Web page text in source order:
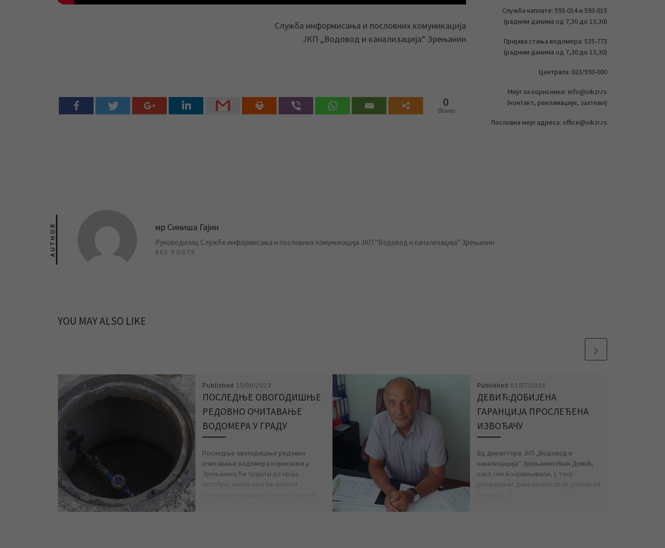
Служба информисања и пословних комуникација
ЈКП „Водовод и канализација“ Зрењанин
0
Shares
AUTHOR мр Синиша Гајин
Руководилац Службе информисања и пословних комуникација ЈКП "Водовод и канализација" Зрењанин
861 POSTS
YOU MAY ALSO LIKE
Published 15/09/2023
ПОСЛЕДЊЕ ОВОГОДИШЊЕ
РЕДОВНО ОЧИТАВАЊЕ
ВОДОМЕРА У ГРАДУ
Последње овогодишње редовно
очитавање водомера корисника у
Зрењанину ће трајати до краја
октобра, након чега ће почети
Published 01/07/2016
ДЕВИЋ:ДОБИЈЕНА
ГАРАНЦИЈА ПРОСЛЕЂЕНА
ИЗВОЂАЧУ
Вд директора ЈКП „Водовод и
канализација“ Зрењанин Иван Девић,
како смо и најављивали, у току
јучерашњег дана потписао је уговор на
Служба наплате: 593-014 и 593-015
(радним данима од 7,30 до 13,30)
Пријава стања водомера: 535-773
(радним данима од 7,30 до 13,30)
Централа: 023/593-000
Мејл за кориснике: info@vikzr.rs
(контакт, рекламације, захтеви)
Пословна мејл адреса: office@vikzr.rs